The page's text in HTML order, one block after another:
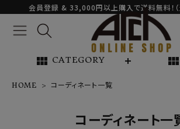
会員登録 & 33,000円以上購入で送料無料！（
view_module CATEGORY view_module
NEW ARRIVAL
HOME コーディネート一覧
コーディネート一